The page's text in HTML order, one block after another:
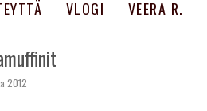
VLOGI VEERA R.
2012